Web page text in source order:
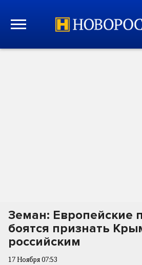
Земан: Европейские
боятся признать
российским
17 Ноября 07:53